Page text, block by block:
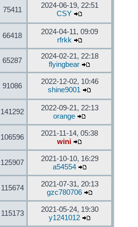
75411
2024-06-19, 22:51
CSY
66418
2024-04-11, 09:09
rfrkk
65287
2024-02-21, 22:18
flyingbear
91086
2022-12-02, 10:46
shine9001
141292
2022-09-21, 22:13
orange
106596
2021-11-14, 05:38
wini
125907
2021-10-10, 16:29
a54554
115674
2021-07-31, 20:13
gzc780706
115173
2021-05-24, 19:30
y1241012